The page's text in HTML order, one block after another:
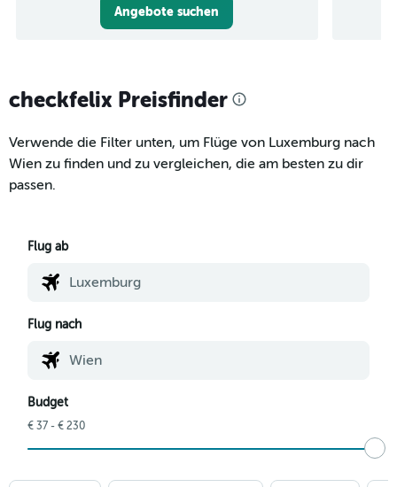
Angebote suchen
checkfelix Preisfinder
Verwende die Filter unten, um Flüge von Luxemburg nach
Wien zu finden und zu vergleichen, die am besten zu dir
passen.
Flug ab
Flug nach
Budget
€ 37 - € 230